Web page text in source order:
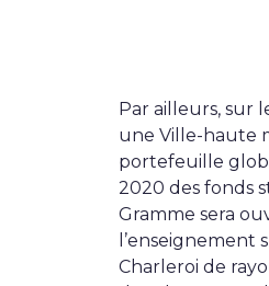
Par ailleurs, sur
une Ville-haute
portefeuille
2020 des fonds
Gramme sera
Charleroi de